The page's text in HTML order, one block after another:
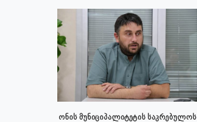
ონის მუნიციპალიტეტის საკრებულოს